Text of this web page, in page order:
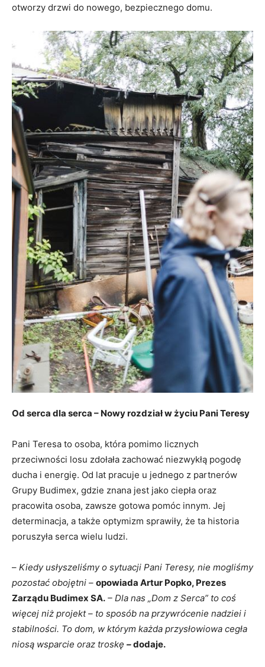
otworzy drzwi do nowego, bezpiecznego domu.
Od serca dla serca – Nowy rozdział w życiu Pani Teresy
Pani Teresa to osoba, która pomimo licznych
przeciwności losu zdołała zachować niezwykłą pogodę
ducha i energię. Od lat pracuje u jednego z partnerów
Grupy Budimex, gdzie znana jest jako ciepła oraz
pracowita osoba, zawsze gotowa pomóc innym. Jej
determinacja, a także optymizm sprawiły, że ta historia
poruszyła serca wielu ludzi.
– Kiedy usłyszeliśmy o sytuacji Pani Teresy, nie mogliśmy
pozostać obojętni – opowiada Artur Popko, Prezes
Zarządu Budimex SA. – Dla nas „Dom z Serca” to coś
więcej niż projekt – to sposób na przywrócenie nadziei i
stabilności. To dom, w którym każda przysłowiowa cegła
niosą wsparcie oraz troskę –dodaje.